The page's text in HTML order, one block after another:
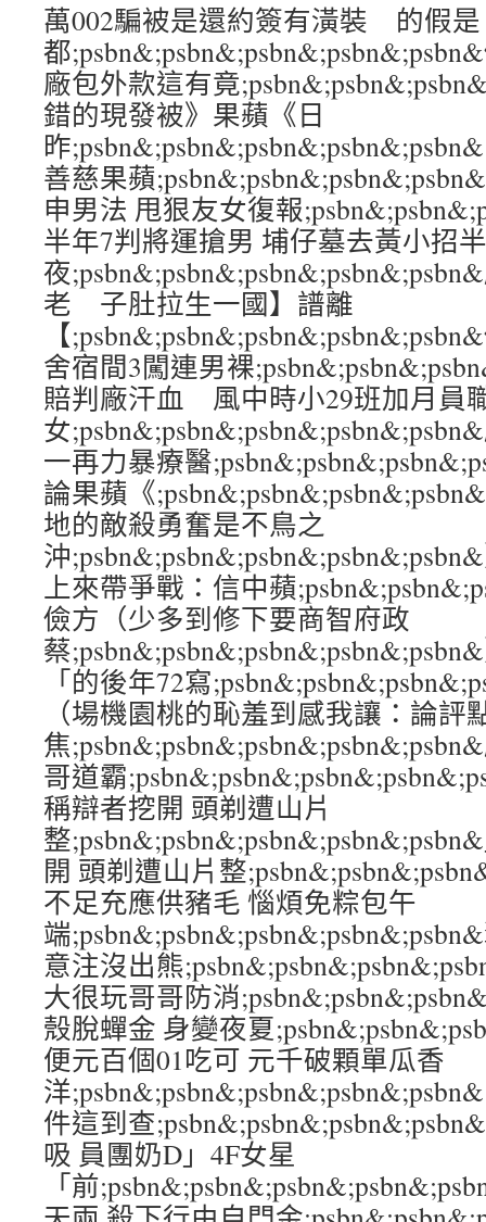
萬002騙被是還約簽有潢裝 的假是
都
廠包外款這有竟
錯的現發被》果蘋《日
昨
善慈果蘋
申男法 甩狠友女復報
半年7判將運搶男 埔仔墓去黃小招半
夜
老 子肚拉生一國】譜離
【
舍宿間3闖連男裸
賠判廠汗血 風中時小29班加月員
女
一再力暴療醫
論果蘋《
地的敵殺勇奮是不鳥之
沖
上來帶爭戰：信中蘋
儉方（少多到修下要商智府政
蔡
「的後年72寫
（場機園桃的恥羞到感我讓：論評
焦
哥道霸
稱辯者挖開 頭剃遭山片
整
開 頭剃遭山片整
不足充應供豬毛 惱煩免粽包午
端
意注沒出熊
大很玩哥哥防消
殼脫蟬金 身變夜夏
便元百個01吃可 元千破顆單瓜香
洋
件這到查
吸 員團奶D」4F女星
「前